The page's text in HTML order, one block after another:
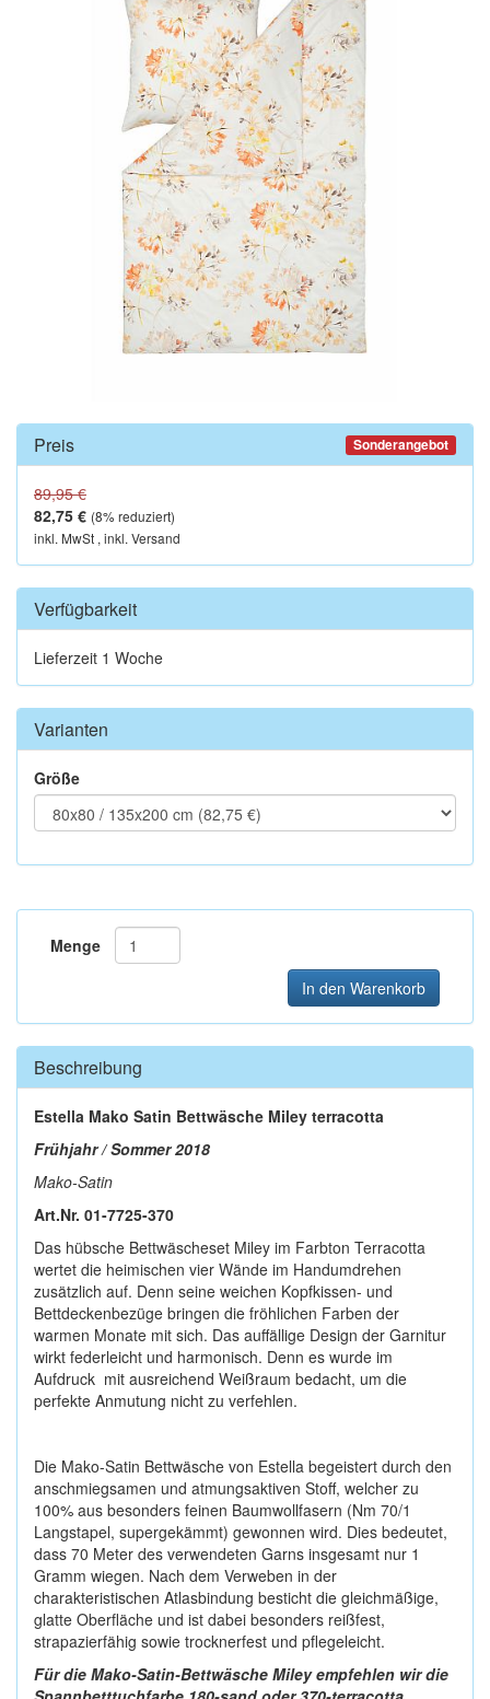
Preis Sonderangebot
89,95 €
82,75 € (8% reduziert)
inkl. MwSt , inkl. Versand
Verfügbarkeit
Lieferzeit 1 Woche
Varianten
Größe
Menge
In den Warenkorb
Beschreibung
Estella Mako Satin Bettwäsche Miley terracotta
Frühjahr / Sommer 2018
Mako-Satin
Art.Nr. 01-7725-370
Das hübsche Bettwäscheset Miley im Farbton Terracotta
wertet die heimischen vier Wände im Handumdrehen
zusätzlich auf. Denn seine weichen Kopfkissen- und
Bettdeckenbezüge bringen die fröhlichen Farben der
warmen Monate mit sich. Das auffällige Design der Garnitur
wirkt federleicht und harmonisch. Denn es wurde im
Aufdruck mit ausreichend Weißraum bedacht, um die
perfekte Anmutung nicht zu verfehlen.
Die Mako-Satin Bettwäsche von Estella begeistert durch den
anschmiegsamen und atmungsaktiven Stoff, welcher zu
100% aus besonders feinen Baumwollfasern (Nm 70/1
Langstapel, supergekämmt) gewonnen wird. Dies bedeutet,
dass 70 Meter des verwendeten Garns insgesamt nur 1
Gramm wiegen. Nach dem Verweben in der
charakteristischen Atlasbindung besticht die gleichmäßige,
glatte Oberfläche und ist dabei besonders reißfest,
strapazierfähig sowie trocknerfest und pflegeleicht.
Für die Mako-Satin-Bettwäsche Miley empfehlen wir die